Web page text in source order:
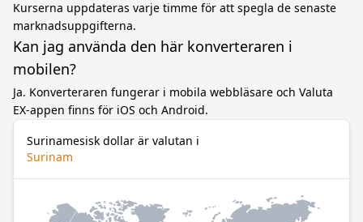
Kurserna uppdateras varje timme för att spegla de senaste
marknadsuppgifterna.
Kan jag använda den här konverteraren i
mobilen?
Ja. Konverteraren fungerar i mobila webbläsare och Valuta
EX-appen finns för iOS och Android.
Surinamesisk dollar är valutan i
Surinam